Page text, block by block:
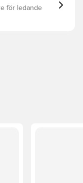
för ledande